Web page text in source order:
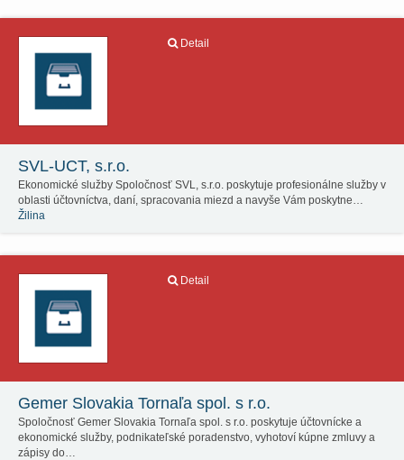
Detail
SVL-UCT, s.r.o.
Ekonomické služby Spoločnosť SVL, s.r.o. poskytuje profesionálne služby v
oblasti účtovníctva, daní, spracovania miezd a navyše Vám poskytne…
Žilina
Detail
Gemer Slovakia Tornaľa spol. s r.o.
Spoločnosť Gemer Slovakia Tornaľa spol. s r.o. poskytuje účtovnícke a
ekonomické služby, podnikateľské poradenstvo, vyhotoví kúpne zmluvy a
zápisy do…